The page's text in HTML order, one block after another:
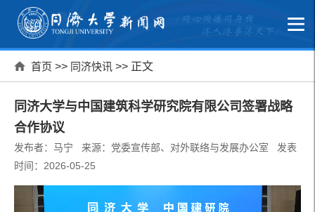
首页 >> 同济快讯 >> 正文
同济大学与中国建筑科学研究院有限公司签署战略
合作协议
发布者：马宁 来源：党委宣传部、对外联络与发展办公室 发表
时间：2026-05-25